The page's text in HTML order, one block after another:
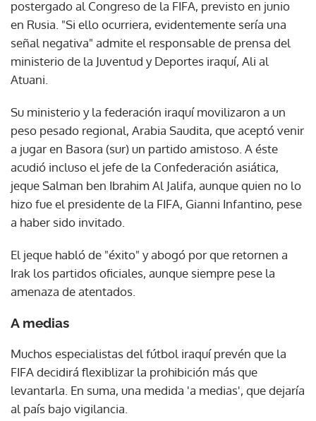
postergado al Congreso de la FIFA, previsto en junio
en Rusia. "Si ello ocurriera, evidentemente sería una
señal negativa" admite el responsable de prensa del
ministerio de la Juventud y Deportes iraquí, Ali al
Atuani.
Su ministerio y la federación iraquí movilizaron a un
peso pesado regional, Arabia Saudita, que aceptó venir
a jugar en Basora (sur) un partido amistoso. A éste
acudió incluso el jefe de la Confederación asiática,
jeque Salman ben Ibrahim Al Jalifa, aunque quien no lo
hizo fue el presidente de la FIFA, Gianni Infantino, pese
a haber sido invitado.
El jeque habló de "éxito" y abogó por que retornen a
Irak los partidos oficiales, aunque siempre pese la
amenaza de atentados.
A medias
Muchos especialistas del fútbol iraquí prevén que la
FIFA decidirá flexiblizar la prohibición más que
levantarla. En suma, una medida 'a medias', que dejaría
al país bajo vigilancia.